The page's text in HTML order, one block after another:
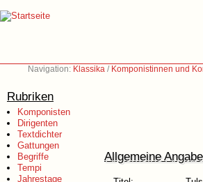
Navigation: Klassika / Komponistinnen und
Rubriken
Komponisten
Dirigenten
Textdichter
Gattungen
Begriffe
Tempi
Jahrestage
Allgemeine